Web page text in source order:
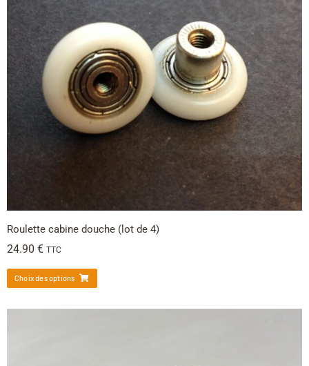
Roulette cabine douche (lot de 4)
24.90 € TTC
Choix des options